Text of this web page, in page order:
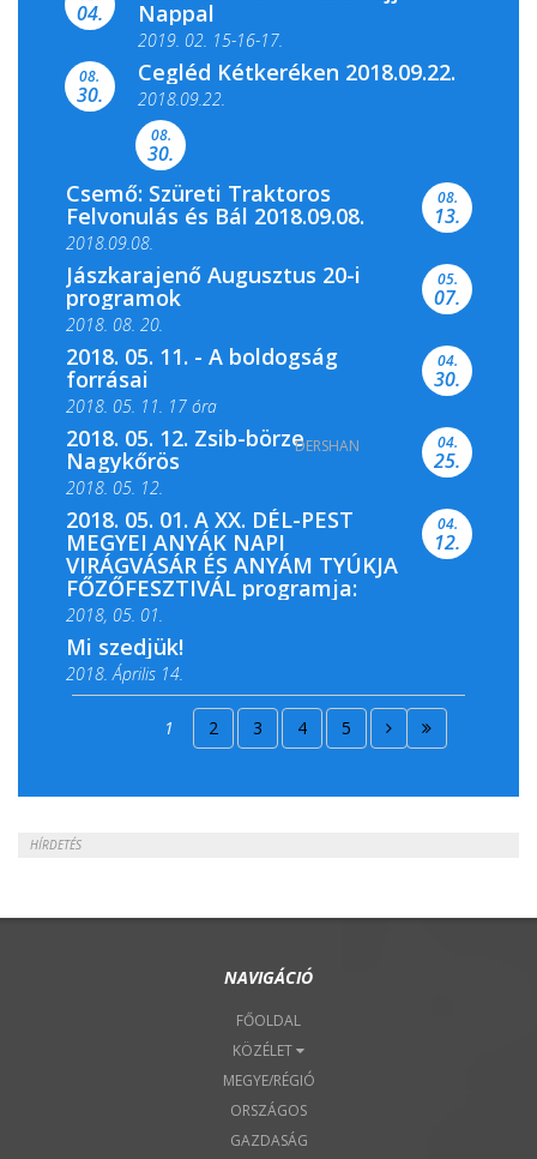
04. Nappal
2019. 02. 15-16-17.
Színes és tartalmas programokkal várja a
Csemői Községi Könyvtár és...
08.
30.
Cegléd Kétkeréken 2018.09.22.
2018.09.22.
08.
30.
Csemő: Szüreti Traktoros
Felvonulás és Bál 2018.09.08.
2018.09.08.
08.
13.
Jászkarajenő Augusztus 20-i
programok
2018. 08. 20.
05.
07.
2018. 05. 11. - A boldogság
forrásai
2018. 05. 11. 17 óra
2018. 05. 11. 19 óra
04.
30.
2018. 05. 12. Zsib-börze
Nagykőrös
2018. 05. 12.
04.
25.
2018. 05. 01. A XX. DÉL-PEST
MEGYEI ANYÁK NAPI
VIRÁGVÁSÁR ÉS ANYÁM TYÚKJA
FŐZŐFESZTIVÁL programja:
2018, 05. 01.
04.
12.
Mi szedjük!
2018. Április 14.
2018. Április 15.
1 2 3 4 5
HÍRDETÉS
NAVIGÁCIÓ
FŐOLDAL
KÖZÉLET
MEGYE/RÉGIÓ
ORSZÁGOS
GAZDASÁG
DERSHAN